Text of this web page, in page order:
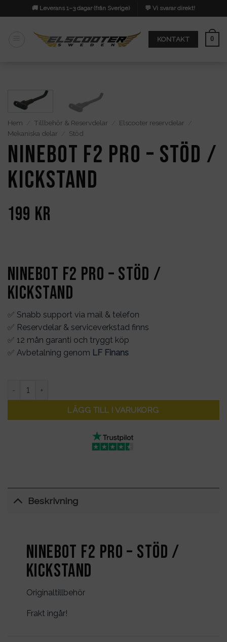
to
🚚 Leverans 1–3 dagar (från Sverige) 💬 Vi svarar direkt!
KONTAKT 0
Hem Tillbehör & Reservdelar Elscooter reservdelar
Mekaniska delar
Stöd
Ninebot F2 PRO – Stöd /
Kickstand
199 kr
Ninebot F2 PRO – Stöd /
Kickstand
✅ Snabb support via mail & telefon
✅ Reservdelar & serviceverkstad finns
✅ 12 mån garanti och tryggt köp
✅ Avbetalning genom LF Finans
Ninebot F2 PRO - Stöd / Kickstand mängd
LÄGG TILL I VARUKORG
Beskrivning
Ninebot F2 PRO – Stöd /
Kickstand
Originaltillbehör
Frakt ingår!